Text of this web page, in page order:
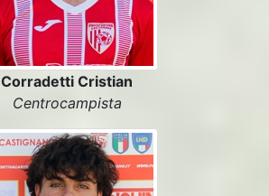
Corradetti Cristian
Centrocampista